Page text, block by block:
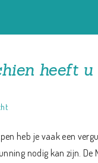
heeft
heb je vaak een
nodig kan zijn.